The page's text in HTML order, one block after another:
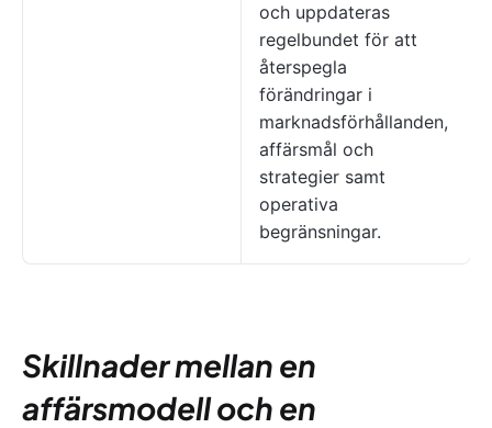
och uppdateras
regelbundet för att
återspegla
förändringar i
marknadsförhållanden,
affärsmål och
strategier samt
operativa
begränsningar.
Skillnader mellan en
affärsmodell och en